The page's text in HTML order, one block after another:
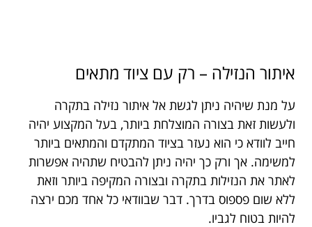
איתור הנזילה – רק עם ציוד מתאים
על מנת שיהיה ניתן לגשת אל איתור נזילה בתקרה
ולעשות זאת בצורה המוצלחת ביותר, בעל המקצוע יהיה
חייב לוודא כי הוא נעזר בציוד המתקדם והמתאים ביותר
למשימה. אך ורק כך יהיה ניתן להבטיח שתהיה אפשרות
לאתר את הנזילות בתקרה ובצורה המקיפה ביותר וזאת
ללא שום פספוס בדרך. דבר שבוודאי כל אחד מכם ירצה
להיות בטוח לגביו.